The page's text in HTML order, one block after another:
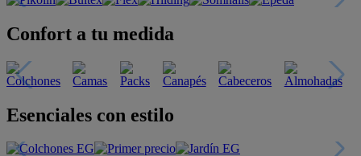
Confort a tu medida
Esenciales con estilo